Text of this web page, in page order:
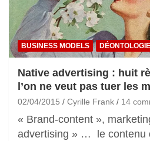
BUSINESS MODELS
Native advertising : huit
l’on ne veut pas tuer les
02/04/2015 Cyrille Frank 14
« Brand-content »,
advertising » … le contenu